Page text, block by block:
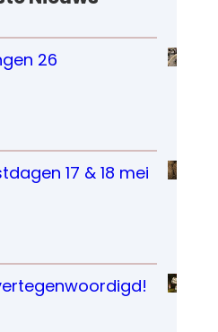
26
17 & 18 mei